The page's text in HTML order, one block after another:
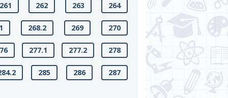
262 263 264
268.2 269 270
277.1 277.2 278
285 286 287